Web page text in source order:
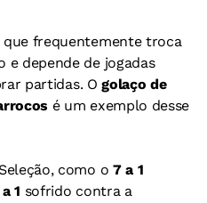
que frequentemente troca
e depende de jogadas
partidas. Ogolaço de
é um exemplo desse
como o 7 a 1
1 sofrido contra a